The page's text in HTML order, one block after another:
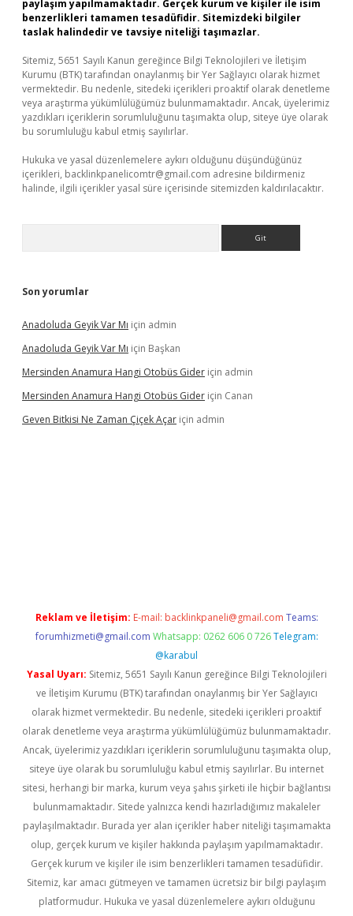
paylaşım yapılmamaktadır. Gerçek kurum ve kişiler ile isim
benzerlikleri tamamen tesadüfidir. Sitemizdeki bilgiler
taslak halindedir ve tavsiye niteliği taşımazlar.
Sitemiz, 5651 Sayılı Kanun gereğince Bilgi Teknolojileri ve İletişim
Kurumu (BTK) tarafından onaylanmış bir Yer Sağlayıcı olarak hizmet
vermektedir. Bu nedenle, sitedeki içerikleri proaktif olarak denetleme
veya araştırma yükümlülüğümüz bulunmamaktadır. Ancak, üyelerimiz
yazdıkları içeriklerin sorumluluğunu taşımakta olup, siteye üye olarak
bu sorumluluğu kabul etmiş sayılırlar.
Hukuka ve yasal düzenlemelere aykırı olduğunu düşündüğünüz
içerikleri, backlinkpanelicomtr@gmail.com adresine bildirmeniz
halinde, ilgili içerikler yasal süre içerisinde sitemizden kaldırılacaktır.
Son yorumlar
Anadoluda Geyik Var Mı için admin
Anadoluda Geyik Var Mı için Başkan
Mersinden Anamura Hangi Otobüs Gider için admin
Mersinden Anamura Hangi Otobüs Gider için Canan
Geven Bitkisi Ne Zaman Çiçek Açar için admin
Reklam ve İletişim: E-mail: backlinkpaneli@gmail.com Teams:
forumhizmeti@gmail.com Whatsapp: 0262 606 0 726 Telegram:
@karabul
Yasal Uyarı: Sitemiz, 5651 Sayılı Kanun gereğince Bilgi Teknolojileri
ve İletişim Kurumu (BTK) tarafından onaylanmış bir Yer Sağlayıcı
olarak hizmet vermektedir. Bu nedenle, sitedeki içerikleri proaktif
olarak denetleme veya araştırma yükümlülüğümüz bulunmamaktadır.
Ancak, üyelerimiz yazdıkları içeriklerin sorumluluğunu taşımakta olup,
siteye üye olarak bu sorumluluğu kabul etmiş sayılırlar. Bu internet
sitesi, herhangi bir marka, kurum veya şahıs şirketi ile hiçbir bağlantısı
bulunmamaktadır. Sitede yalnızca kendi hazırladığımız makaleler
paylaşılmaktadır. Burada yer alan içerikler haber niteliği taşımamakta
olup, gerçek kurum ve kişiler hakkında paylaşım yapılmamaktadır.
Gerçek kurum ve kişiler ile isim benzerlikleri tamamen tesadüfidir.
Sitemiz, kar amacı gütmeyen ve tamamen ücretsiz bir bilgi paylaşım
platformudur. Hukuka ve yasal düzenlemelere aykırı olduğunu